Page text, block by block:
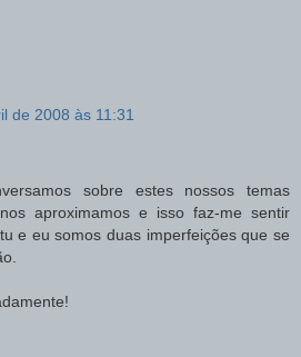
de 2008 às 11:31
sobre estes nossos temas
aproximamos e isso faz-me sentir
e eu somos duas imperfeições que se